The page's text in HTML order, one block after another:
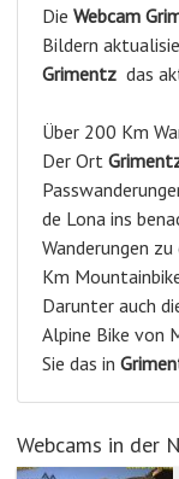
Die Webcam
Bildern
Grimentz das
Über 200 Km
Der Ort
de Lona ins
Wanderungen
Km
Darunter auch
Alpine Bike von
Sie das in
Webcams in der